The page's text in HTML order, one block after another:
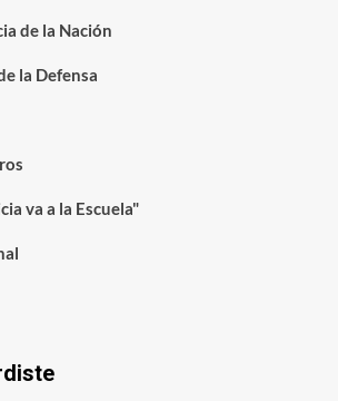
de la Nación
la Defensa
va a la Escuela"